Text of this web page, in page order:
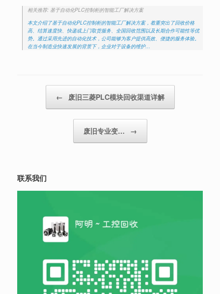
相关推荐: 基于自动化PLC控制柜的智能工厂解决方案
本文介绍了基于自动化PLC控制柜的智能工厂解决方案，着重突出了回收价格
高、结算速度快、快递或上门取货服务、全国回收范围以及长期合作可能性等优
势。通过采用先进的自动化技术，公司能够为客户提供高效、便捷的服务体验。
在当今制造业快速发展的背景下，企业对于设备的维护…
← 废旧三菱PLC模块回收渠道详解
废旧专业变… →
联系我们